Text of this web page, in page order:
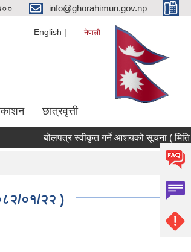
info@ghorahimun.gov.np
English नेपाली
छात्रवृत्ती
बोलपत्र स्वीकृत गर्ने आशयको सूचना ( मिति
०१/२२ )